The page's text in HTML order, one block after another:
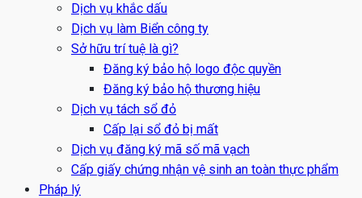
Dịch vụ khắc dấu
Dịch vụ làm Biển công ty
Sở hữu trí tuệ là gì?
Đăng ký bảo hộ logo độc quyền
Đăng ký bảo hộ thương hiệu
Dịch vụ tách sổ đỏ
Cấp lại sổ đỏ bị mất
Dịch vụ đăng ký mã số mã vạch
Cấp giấy chứng nhận vệ sinh an toàn thực phẩm
Pháp lý